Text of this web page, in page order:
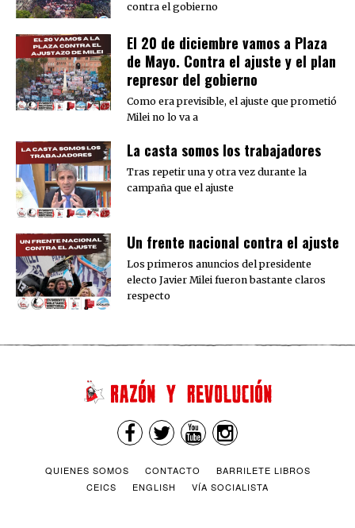
contra el gobierno
El 20 de diciembre vamos a Plaza
de Mayo. Contra el ajuste y el plan
represor del gobierno
Como era previsible, el ajuste que prometió
Milei no lo va a
La casta somos los trabajadores
Tras repetir una y otra vez durante la
campaña que el ajuste
Un frente nacional contra el ajuste
Los primeros anuncios del presidente
electo Javier Milei fueron bastante claros
respecto
QUIENES SOMOS CONTACTO
BARRILETE LIBROS
CEICS
ENGLISH VÍA SOCIALISTA